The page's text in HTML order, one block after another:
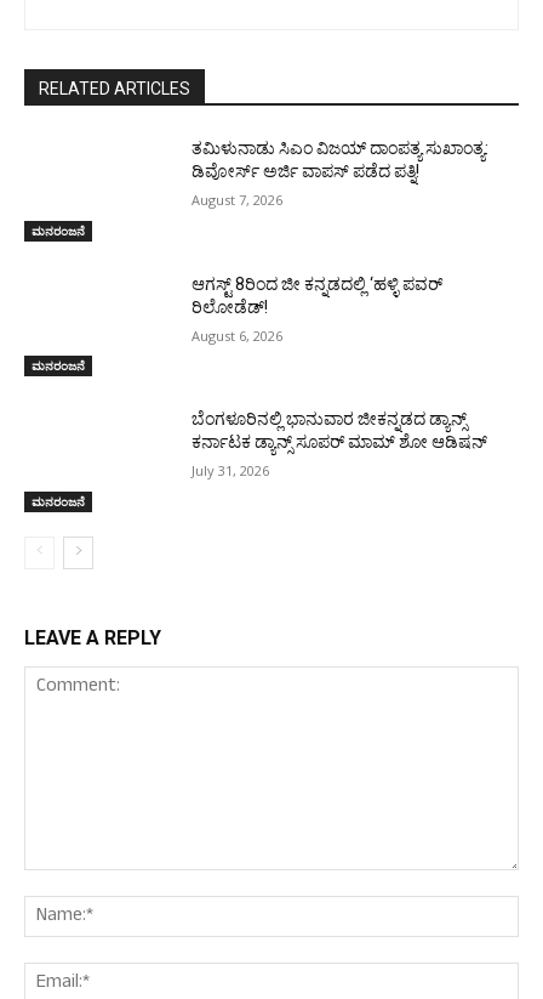
RELATED ARTICLES
ಮನರಂಜನೆ
ತಮಿಳುನಾಡು ಸಿಎಂ ವಿಜಯ್‌ ದಾಂಪತ್ಯ ಸುಖಾಂತ್ಯ:
ಡಿವೋರ್ಸ್‌ ಅರ್ಜಿ ವಾಪಸ್‌ ಪಡೆದ ಪತ್ನಿ!
August 7, 2026
ಮನರಂಜನೆ
ಆಗಸ್ಟ್ 8ರಿಂದ ಜೀ ಕನ್ನಡದಲ್ಲಿ ‘ಹಳ್ಳಿ ಪವರ್
ರಿಲೋಡೆಡ್!
August 6, 2026
ಮನರಂಜನೆ
ಬೆಂಗಳೂರಿನಲ್ಲಿ ಭಾನುವಾರ ಜೀಕನ್ನಡದ ಡ್ಯಾನ್ಸ್
ಕರ್ನಾಟಕ ಡ್ಯಾನ್ಸ್ ಸೂಪರ್ ಮಾಮ್ ಶೋ ಆಡಿಷನ್
July 31, 2026
LEAVE A REPLY